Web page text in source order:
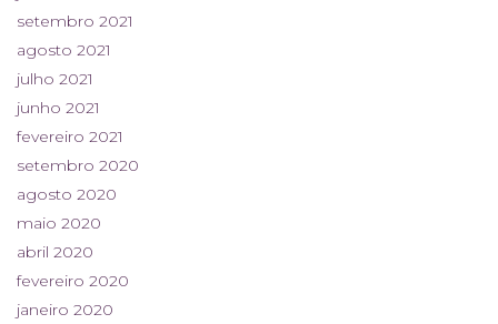
setembro 2021
agosto 2021
julho 2021
junho 2021
fevereiro 2021
setembro 2020
agosto 2020
maio 2020
abril 2020
fevereiro 2020
janeiro 2020